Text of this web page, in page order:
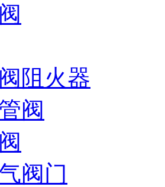
阻火器
阀
阀门